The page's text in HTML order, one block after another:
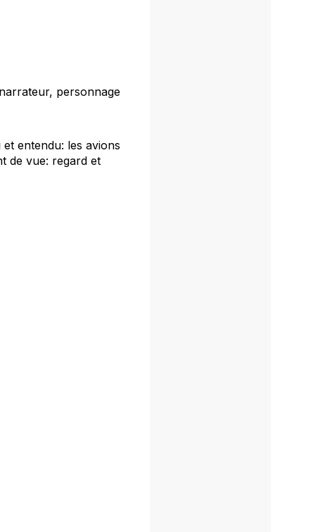
personnage
et entendu: les avions
de vue: regard et